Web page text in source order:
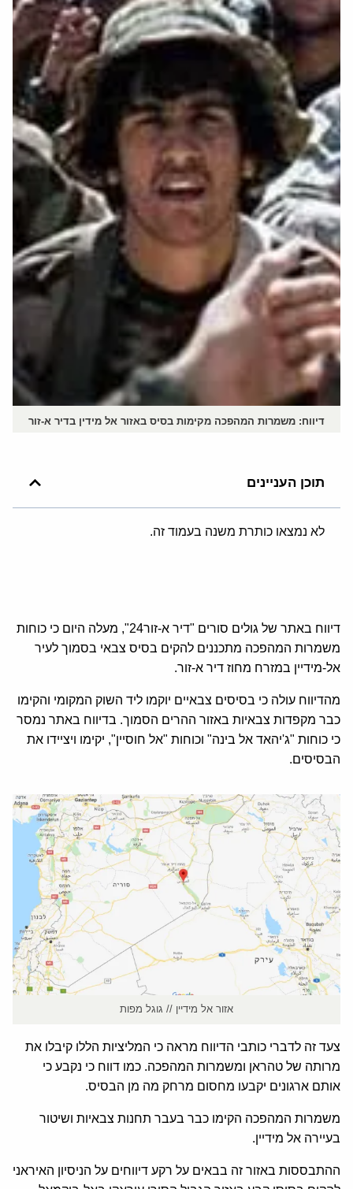
דיווח: משמרות המהפכה מקימות בסיס באזור אל מידין בדיר א-זור
תוכן העניינים
לא נמצאו כותרת משנה בעמוד זה.
דיווח באתר של גולים סורים "דיר א-זור24", מעלה היום כי כוחות
משמרות המהפכה מתכננים להקים בסיס צבאי בסמוך לעיר
אל-מידיין במזרח מחוז דיר א-זור.
מהדיווח עולה כי בסיסים צבאיים יוקמו ליד השוק המקומי והקימו
כבר מקפדות צבאיות באזור ההרים הסמוך. בדיווח באתר נמסר
כי כוחות "ג'יהאד אל בינה" וכוחות "אל חוסיין", יקימו ויציידו את
הבסיסים.
אזור אל מידיין // גוגל מפות
צעד זה לדברי כותבי הדיווח מראה כי המליציות הללו קיבלו את
מרותה של טהראן ומשמרות המהפכה. כמו דווח כי נקבע כי
אותם ארגונים יקבעו מחסום מרחק מה מן הבסיס.
משמרות המהפכה הקימו כבר בעבר תחנות צבאיות ושיטור
בעיירה אל מידיין.
ההתבססות באזור זה בבאים על רקע דיווחים על הניסיון האיראני